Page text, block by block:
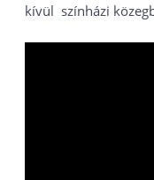
kívül színházi